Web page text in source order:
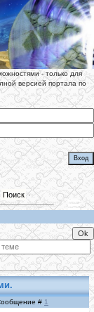
- только для
версией портала по
Поиск·
# 1